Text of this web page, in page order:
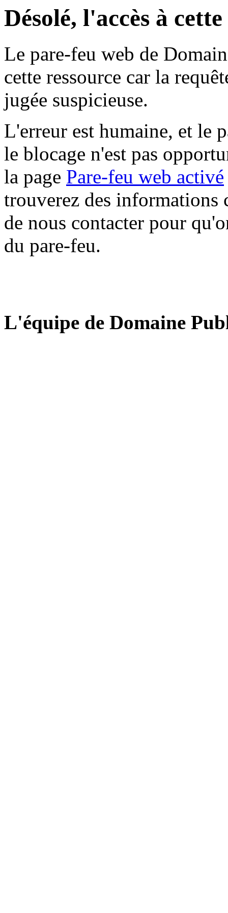
Désolé, l'accès à
Le pare-feu web de
cette ressource car la
jugée suspicieuse.
L'erreur est humaine, et le
le blocage n'est pas
la page Pare-feu web activé
trouverez des informations
de nous contacter pour
du pare-feu.
L'équipe de Domaine